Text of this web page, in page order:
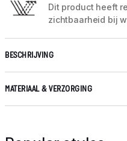
Dit product heeft
zichtbaarheid bij
BESCHRIJVING
MATERIAAL & VERZORGING